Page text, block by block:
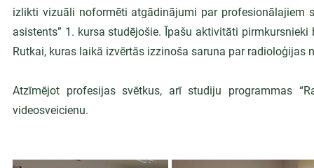
izlikti vizuāli noformēti atgādinājumi par profesionālajiem
asistents” 1. kursa studējošie. Īpašu aktivitāti
Rutkai, kuras laikā izvērtās izzinoša saruna par radioloģijas
Atzīmējot profesijas svētkus, arī studiju programmas
videosveicienu.